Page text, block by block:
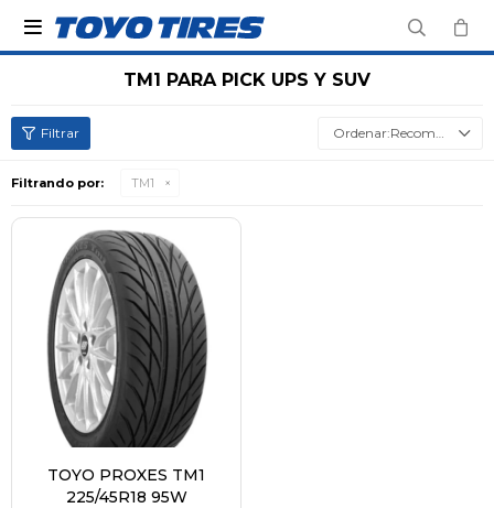

TM1 PARA PICK UPS Y SUV
Recomendados
Filtrando por: TM1
TOYO PROXES TM1
225/45R18 95W